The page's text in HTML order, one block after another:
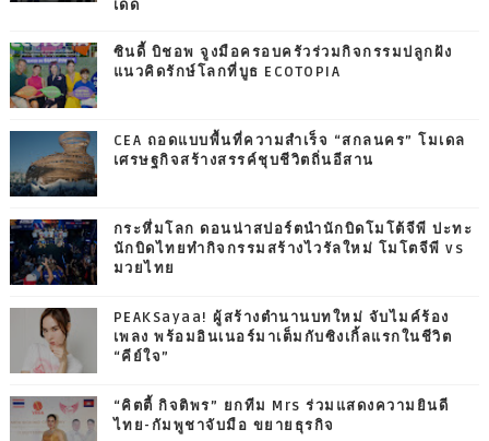
เด็ด
ซินดี้ บิชอพ จูงมือครอบครัวร่วมกิจกรรมปลูกฝัง
แนวคิดรักษ์โลกที่บูธ ECOTOPIA
CEA ถอดแบบพื้นที่ความสำเร็จ “สกลนคร” โมเดล
เศรษฐกิจสร้างสรรค์ชุบชีวิตถิ่นอีสาน
กระหึ่มโลก ดอนน่าสปอร์ตนำนักบิดโมโต้จีพี ปะทะ
นักบิดไทยทำกิจกรรมสร้างไวรัลใหม่ โมโตจีพี vs
มวยไทย
PEAKSayaa! ผู้สร้างตำนานบทใหม่ จับไมค์ร้อง
เพลง พร้อมอินเนอร์มาเต็มกับซิงเกิ้ลแรกในชีวิต
“คีย์ใจ”
“คิตตี้ กิจติพร” ยกทีม Mrs ร่วมแสดงความยินดี
ไทย-กัมพูชาจับมือ ขยายธุรกิจ